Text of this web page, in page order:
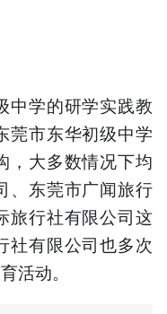
中学的研学实践教
莞市东华初级中学
，大多数情况下均
、东莞市广闻旅行
旅行社有限公司这
社有限公司也多次
活动。